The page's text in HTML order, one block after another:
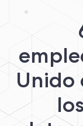
Unido